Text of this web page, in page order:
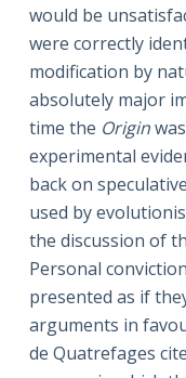
would be
were correctly
modification by
absolutely major
time the Origin
experimental
back on
used by
the discussion of
Personal
presented as if
arguments in
de Quatrefages